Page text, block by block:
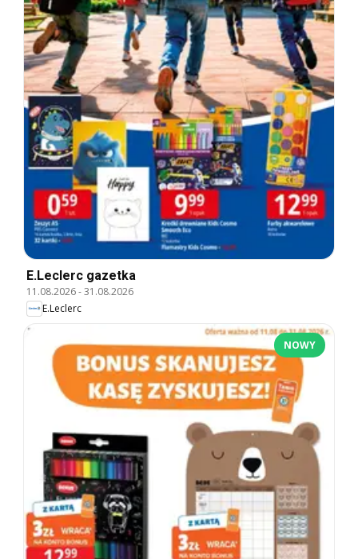
E.Leclerc gazetka
11.08.2026-31.08.2026
E.Leclerc
NOWY